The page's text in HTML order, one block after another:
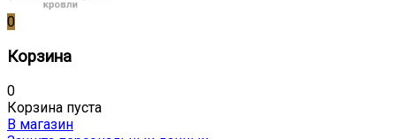
0
Корзина
0
Корзина пуста
В магазин